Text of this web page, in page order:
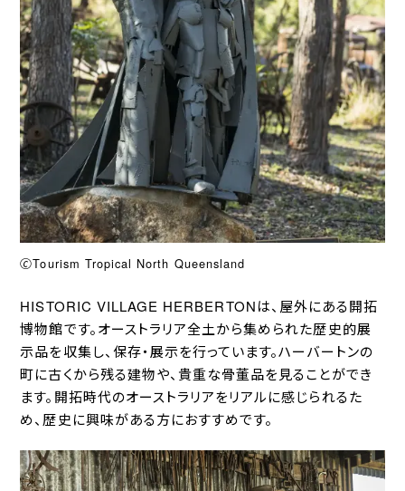
🄫Tourism Tropical North Queensland
HISTORIC VILLAGE HERBERTONは、屋外にある開拓
博物館です。オーストラリア全土から集められた歴史的展
示品を収集し、保存・展示を行っています。ハーバートンの
町に古くから残る建物や、貴重な骨董品を見ることができ
ます。開拓時代のオーストラリアをリアルに感じられるた
め、歴史に興味がある方におすすめです。